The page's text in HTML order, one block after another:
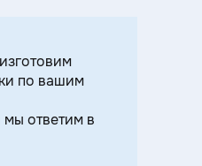
по вашим
мы ответим в